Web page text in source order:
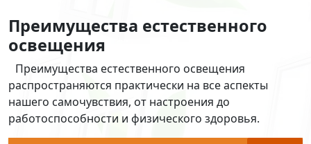
Преимущества естественного
освещения
Преимущества естественного освещения
распространяются практически на все аспекты
нашего самочувствия, от настроения до
работоспособности и физического здоровья.